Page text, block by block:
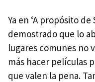
Ya en ‘A propósito
demostrado que lo
lugares comunes no
más hacer películas
que valen la pena.